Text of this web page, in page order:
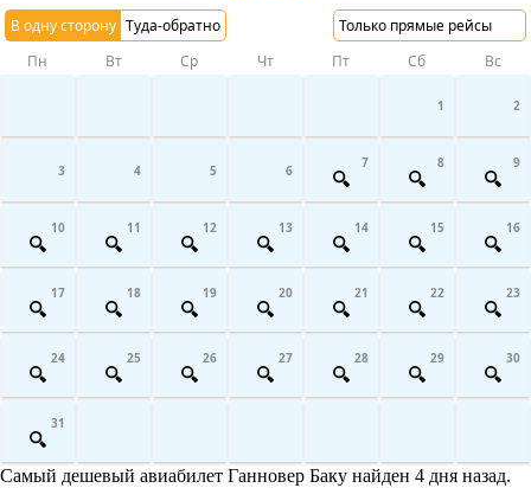
В одну сторону Туда-обратно Только прямые рейсы
Пн Вт Ср Чт Пт Сб Вс
1 2
3 4 5 6 7 8 9
10 11 12 13 14 15 16
17 18 19 20 21 22 23
24 25 26 27 28 29 30
31
Самый дешевый авиабилет Ганновер Баку найден 4 дня назад.